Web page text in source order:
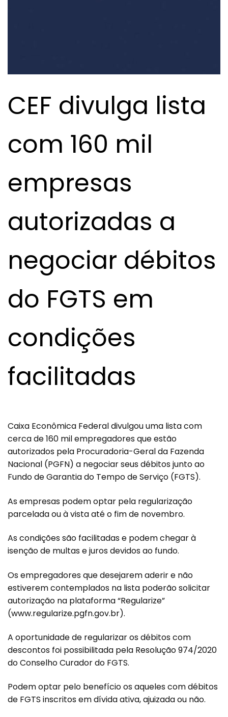
CEF divulga lista
com 160 mil
empresas
autorizadas a
negociar débitos
do FGTS em
condições
facilitadas
Caixa Econômica Federal divulgou uma lista com
cerca de 160 mil empregadores que estão
autorizados pela Procuradoria-Geral da Fazenda
Nacional (PGFN) a negociar seus débitos junto ao
Fundo de Garantia do Tempo de Serviço (FGTS).
As empresas podem optar pela regularização
parcelada ou à vista até o fim de novembro.
As condições são facilitadas e podem chegar à
isenção de multas e juros devidos ao fundo.
Os empregadores que desejarem aderir e não
estiverem contemplados na lista poderão solicitar
autorização na plataforma “Regularize”
(www.regularize.pgfn.gov.br).
A oportunidade de regularizar os débitos com
descontos foi possibilitada pela Resolução 974/2020
do Conselho Curador do FGTS.
Podem optar pelo benefício os aqueles com débitos
de FGTS inscritos em dívida ativa, ajuizada ou não.